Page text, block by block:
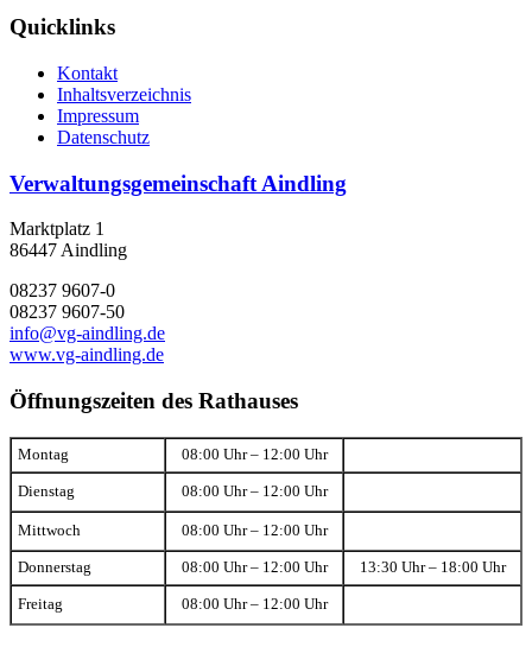
Quicklinks
Kontakt
Inhaltsverzeichnis
Impressum
Datenschutz
Verwaltungsgemeinschaft Aindling
Marktplatz 1
86447 Aindling
08237 9607-0
08237 9607-50
info@vg-aindling.de
www.vg-aindling.de
Öffnungszeiten des Rathauses
Montag 08:00 Uhr – 12:00 Uhr
Dienstag 08:00 Uhr – 12:00 Uhr
Mittwoch 08:00 Uhr – 12:00 Uhr
Donnerstag 08:00 Uhr – 12:00 Uhr 13:30 Uhr – 18:00 Uhr
Freitag 08:00 Uhr – 12:00 Uhr